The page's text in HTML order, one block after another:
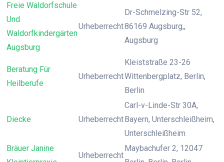
Freie Waldorfschule
Und
Waldorfkindergärten
Augsburg
Urheberrecht
Dr-Schmelzing-Str 52,
86169 Augsburg,,
Augsburg
Beratung Für
Heilberufe
Urheberrecht
Kleiststraße 23-26
Wittenbergplatz, Berlin,
Berlin
Diecke Urheberrecht
Carl-v-Linde-Str 30A,
Bayern, Unterschleißheim,
Unterschleißheim
Bräuer Janine
Urheberrecht
Maybachufer 2, 12047